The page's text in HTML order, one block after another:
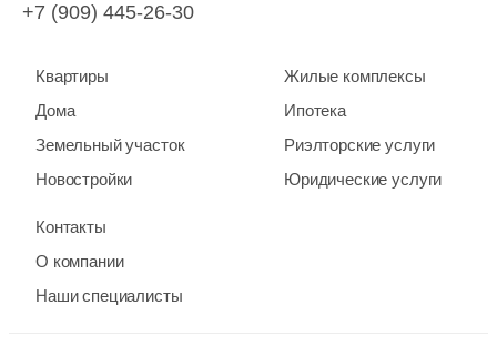
+7 (909) 445-26-30
Квартиры
Дома
Земельный участок
Новостройки
Жилые комплексы
Ипотека
Риэлторские услуги
Юридические услуги
Контакты
О компании
Наши специалисты